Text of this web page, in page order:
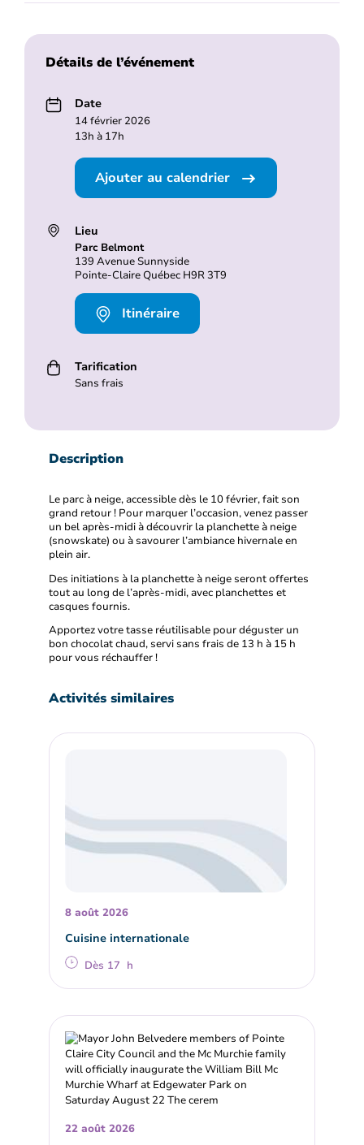
Détails de l’événement
Date
14 février 2026
13h à 17h
Ajouter au calendrier
Lieu
Parc Belmont
139 Avenue Sunnyside
Pointe-Claire Québec H9R 3T9
Itinéraire
Tarification
Sans frais
Description
Le parc à neige, accessible dès le 10 février, fait son
grand retour ! Pour marquer l’occasion, venez passer
un bel après-midi à découvrir la planchette à neige
(snowskate) ou à savourer l’ambiance hivernale en
plein air.
Des initiations à la planchette à neige seront offertes
tout au long de l’après-midi, avec planchettes et
casques fournis.
Apportez votre tasse réutilisable pour déguster un
bon chocolat chaud, servi sans frais de 13 h à 15 h
pour vous réchauffer !
Activités similaires
8 août 2026
Cuisine internationale
Dès 17 h
22 août 2026